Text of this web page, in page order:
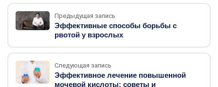
Предыдущая запись
Эффективные способы борьбы с
рвотой у взрослых
Следующая запись
Эффективное лечение повышенной
мочевой кислоты: советы и